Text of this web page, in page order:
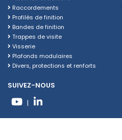
Raccordements
Profilés de finition
Bandes de finition
Trappes de visite
Visserie
Plafonds modulaires
Divers, protections et renforts
SUIVEZ-NOUS
|